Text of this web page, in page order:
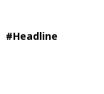
#Headline